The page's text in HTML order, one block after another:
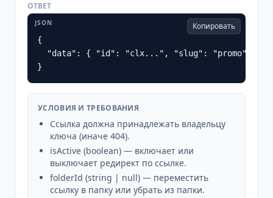
ОТВЕТ
JSON Копировать
{
"data": { "id": "clx...", "slug": "promo",
}
УСЛОВИЯ И ТРЕБОВАНИЯ
Ссылка должна принадлежать владельцу
ключа (иначе 404).
isActive (boolean) — включает или
выключает редирект по ссылке.
folderId (string | null) — переместить
ссылку в папку или убрать из папки.